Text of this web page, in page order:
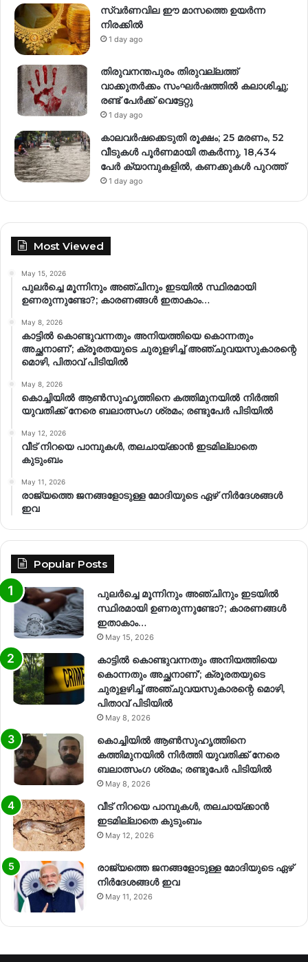
സ്വര്‍ണവില ഈ മാസത്തെ ഉയര്‍ന്ന
നിരക്കില്‍
1 day ago
തിരുവനന്തപുരം തിരുവല്ലത്ത്
വാക്കുതർക്കം സംഘർഷത്തിൽ കലാശിച്ചു;
രണ്ട് പേർക്ക് വെട്ടേറ്റു
1 day ago
കാലവർഷക്കെടുതി രൂക്ഷം; 25 മരണം, 52
വീ‌ടുകൾ പൂർണമായി തകർന്നു, 18,434
പേർ ക്യാമ്പുകളിൽ, കണക്കുകൾ പുറത്ത്
1 day ago
Most Viewed
May 15, 2026
പുലർച്ചെ മൂന്നിനും അഞ്ചിനും ഇടയിൽ സ്ഥിരമായി
ഉണരുന്നുണ്ടോ?; കാരണങ്ങള്‍ ഇതാകാം…
May 8, 2026
കാട്ടിൽ കൊണ്ടുവന്നതും അനിയത്തിയെ കൊന്നതും
അച്ഛനാണ്’; ക്രൂരതയുടെ ചുരുളഴിച്ച് അഞ്ചുവയസുകാരന്റെ
മൊഴി, പിതാവ് പിടിയിൽ
May 8, 2026
കൊച്ചിയിൽ ആൺസുഹൃത്തിനെ കത്തിമുനയിൽ നിർത്തി
യുവതിക്ക് നേരെ ബലാത്സംഗ​ ശ്രമം; രണ്ടുപേർ പിടിയിൽ
May 12, 2026
വീട് നിറയെ പാമ്പുകൾ, തലചായ്ക്കാൻ ഇടമില്ലാതെ
കുടുംബം
May 11, 2026
രാജ്യത്തെ ജനങ്ങളോടുള്ള മോദിയുടെ ഏഴ് നിര്‍ദേശങ്ങള്‍
ഇവ
Popular Posts
പുലർച്ചെ മൂന്നിനും അഞ്ചിനും ഇടയിൽ
സ്ഥിരമായി ഉണരുന്നുണ്ടോ?; കാരണങ്ങള്‍
ഇതാകാം…
May 15, 2026
കാട്ടിൽ കൊണ്ടുവന്നതും അനിയത്തിയെ
കൊന്നതും അച്ഛനാണ്’; ക്രൂരതയുടെ
ചുരുളഴിച്ച് അഞ്ചുവയസുകാരന്റെ മൊഴി,
പിതാവ് പിടിയിൽ
May 8, 2026
കൊച്ചിയിൽ ആൺസുഹൃത്തിനെ
കത്തിമുനയിൽ നിർത്തി യുവതിക്ക് നേരെ
ബലാത്സംഗ​ ശ്രമം; രണ്ടുപേർ പിടിയിൽ
May 8, 2026
വീട് നിറയെ പാമ്പുകൾ, തലചായ്ക്കാൻ
ഇടമില്ലാതെ കുടുംബം
May 12, 2026
രാജ്യത്തെ ജനങ്ങളോടുള്ള മോദിയുടെ ഏഴ്
നിര്‍ദേശങ്ങള്‍ ഇവ
May 11, 2026